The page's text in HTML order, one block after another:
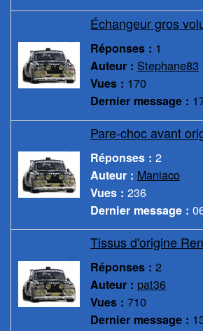
Échangeur gros
Réponses : 1
Auteur : Stephane83
Vues : 170
Dernier message :
Pare-choc avant
Réponses : 2
Auteur : Maniaco
Vues : 236
Dernier message :
Tissus d'origine
Réponses : 2
Auteur : pat36
Vues : 710
Dernier message :